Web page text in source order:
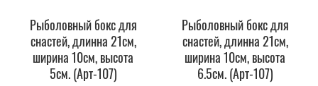
Рыболовный бокс для
снастей, длинна 21см,
ширина 10см, высота
5см. (Арт-107)
Рыболовный бокс для
снастей, длинна 21см,
ширина 10см, высота
6.5см. (Арт-107)